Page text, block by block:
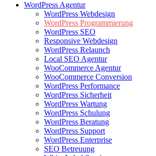
WordPress Agentur
WordPress Webdesign
WordPress Programmierung
WordPress SEO
Responsive Webdesign
WordPress Relaunch
Local SEO Agentur
WooCommerce Agentur
WooCommerce Conversion
WordPress Performance
WordPress Sicherheit
WordPress Wartung
WordPress Schulung
WordPress Beratung
WordPress Support
WordPress Enterprise
SEO Betreuung